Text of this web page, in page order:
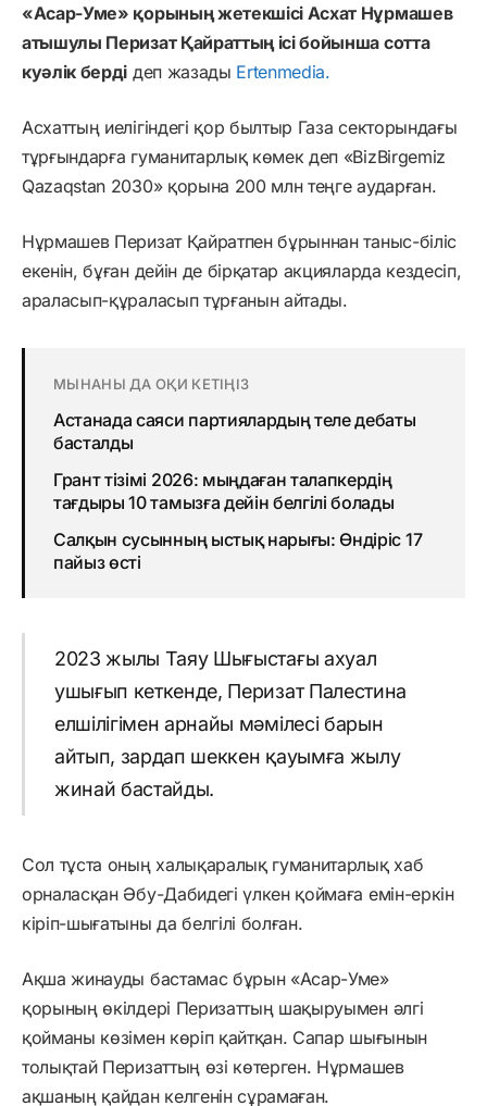
«Асар-Уме» қорының жетекшісі Асхат Нұрмашев
атышулы Перизат Қайраттың ісі бойынша сотта
куәлік берді деп жазады Ertenmedia.
Асхаттың иелігіндегі қор былтыр Газа секторындағы
тұрғындарға гуманитарлық көмек деп «BizBirgemiz
Qazaqstan 2030» қорына 200 млн теңге аударған.
Нұрмашев Перизат Қайратпен бұрыннан таныс-біліс
екенін, бұған дейін де бірқатар акцияларда кездесіп,
араласып-құраласып тұрғанын айтады.
МЫНАНЫ ДА ОҚИ КЕТІҢІЗ
Астанада саяси партиялардың теле дебаты
басталды
Грант тізімі 2026: мыңдаған талапкердің
тағдыры 10 тамызға дейін белгілі болады
Салқын сусынның ыстық нарығы: Өндіріс 17
пайыз өсті
2023 жылы Таяу Шығыстағы ахуал
ушығып кеткенде, Перизат Палестина
елшілігімен арнайы мәмілесі барын
айтып, зардап шеккен қауымға жылу
жинай бастайды.
Сол тұста оның халықаралық гуманитарлық хаб
орналасқан Әбу-Дабидегі үлкен қоймаға емін-еркін
кіріп-шығатыны да белгілі болған.
Ақша жинауды бастамас бұрын «Асар-Уме»
қорының өкілдері Перизаттың шақыруымен әлгі
қойманы көзімен көріп қайтқан. Сапар шығынын
толықтай Перизаттың өзі көтерген. Нұрмашев
ақшаның қайдан келгенін сұрамаған.